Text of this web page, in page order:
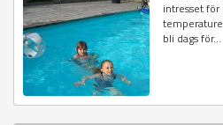
intresset
bli dags för...